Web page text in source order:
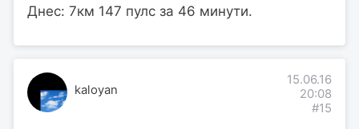
Днес: 7км 147 пулс за 46 минути.
kaloyan
15.06.16
20:08
#15